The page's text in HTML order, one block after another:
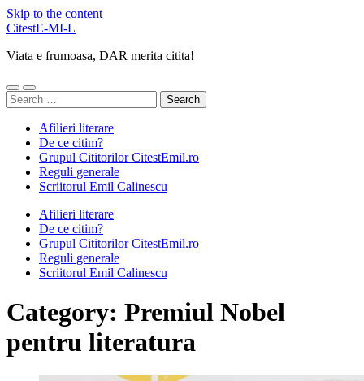
Skip to the content
CitestE-MI-L
Viata e frumoasa, DAR merita citita!
Toggle
mobile
Toggle
search
Search
for:
Afilieri literare
De ce citim?
Grupul Cititorilor CitestEmil.ro
Reguli generale
Scriitorul Emil Calinescu
Afilieri literare
De ce citim?
Grupul Cititorilor CitestEmil.ro
Reguli generale
Scriitorul Emil Calinescu
Category: Premiul Nobel
pentru literatura